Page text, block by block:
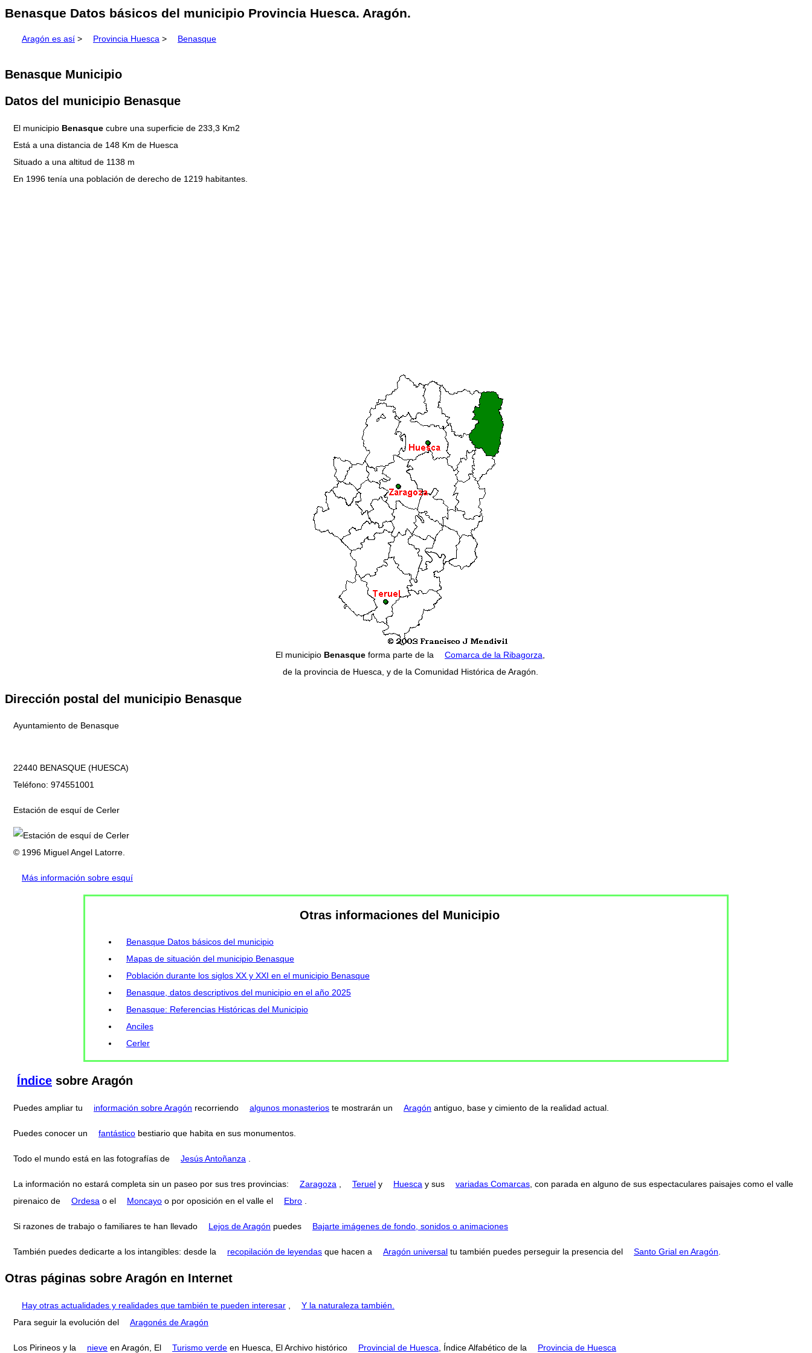
Benasque Datos básicos del municipio Provincia Huesca. Aragón.
Aragón es así > Provincia Huesca > Benasque
Benasque Municipio
Datos del municipio Benasque
El municipio Benasque cubre una superficie de 233,3 Km2
Está a una distancia de 148 Km de Huesca
Situado a una altitud de 1138 m
En 1996 tenía una población de derecho de 1219 habitantes.
El municipio Benasque forma parte de la Comarca de la Ribagorza
de la provincia de Huesca, y de la Comunidad Histórica de Aragón.
Dirección postal del municipio Benasque
Ayuntamiento de Benasque
22440 BENASQUE (HUESCA)
Teléfono: 974551001
Estación de esquí de Cerler
© 1996 Miguel Angel Latorre.
Más información sobre esquí
Otras informaciones del Municipio
Benasque Datos básicos del municipio
Mapas de situación del municipio Benasque
Población durante los siglos XX y XXI en el municipio Benasque
Benasque, datos descriptivos del municipio en el año 2025
Benasque: Referencias Históricas del Municipio
Anciles
Cerler
Índice sobre Aragón
Puedes ampliar tu información sobre Aragón recorriendo algunos monasterios te mostrarán un Aragón antiguo, base y cimiento de la realidad actual.
Puedes conocer un fantástico bestiario que habita en sus monumentos.
Todo el mundo está en las fotografías de Jesús Antoñanza
La información no estará completa sin un paseo por sus tres provincias: Zaragoza Teruel y Huesca y sus variadas Comarcas , con parada en alguno de sus espectaculares paisajes como el valle
pirenaico de
Ordesa o el Moncayo o por oposición en el valle el Ebro
Si razones de trabajo o familiares te han llevado Lejos de Aragón puedes Bajarte imágenes de fondo, sonidos o animaciones
También puedes dedicarte a los intangibles: desde la recopilación de leyendas que hacen a Aragón universal tu también puedes perseguir la presencia del Santo Grial en Aragón
Otras páginas sobre Aragón en Internet
Hay otras actualidades y realidades que también te pueden interesar
Y la naturaleza también.
Para seguir la evolución del
Aragonés de Aragón
Los Pirineos y la nieve en Aragón, El Turismo verde en Huesca, El Archivo histórico Provincial de Huesca , Índice Alfabético de la Provincia de Huesca